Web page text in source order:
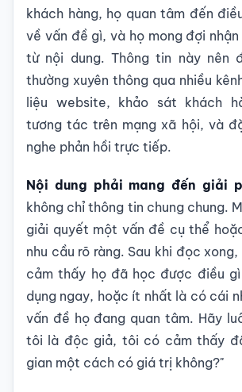
khách hàng, họ quan tâm đến
về vấn đề gì, và họ mong đợi
từ nội dung. Thông tin này nên
thường xuyên thông qua nhiều
liệu website, khảo sát khách
tương tác trên mạng xã hội, và
nghe phản hồi trực tiếp.
Nội dung phải mang đến giải
không chỉ thông tin chung chung.
giải quyết một vấn đề cụ thể
nhu cầu rõ ràng. Sau khi đọc
cảm thấy họ đã học được điều
dụng ngay, hoặc ít nhất là có cái
vấn đề họ đang quan tâm. Hãy
tôi là độc giả, tôi có cảm thấy
gian một cách có giá trị không?"